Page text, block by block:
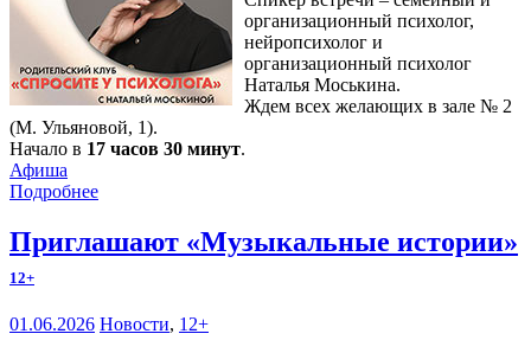
организационный психолог,
нейропсихолог и
организационный психолог
Наталья Моськина.
Ждем всех желающих в зале № 2
(М. Ульяновой, 1).
Начало в 17 часов 30 минут.
Афиша
Подробнее
Приглашают «Музыкальные истории»
12+
01.06.2026 Новости, 12+